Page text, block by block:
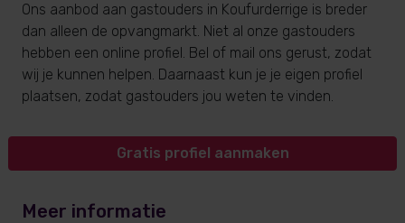
Ons aanbod aan gastouders in Koufurderrige is breder
dan alleen de opvangmarkt. Niet al onze gastouders
hebben een online profiel. Bel of mail ons gerust, zodat
wij je kunnen helpen. Daarnaast kun je je eigen profiel
plaatsen, zodat gastouders jou weten te vinden.
Gratis profiel aanmaken
Meer informatie